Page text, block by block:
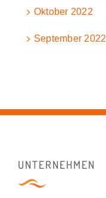
Oktober 2022
September 2022
UNTERNEHMEN